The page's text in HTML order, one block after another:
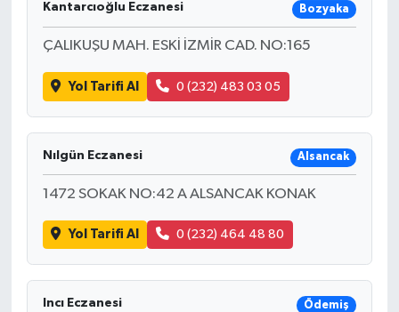
Kantarcıoğlu Eczanesi Bozyaka
ÇALIKUŞU MAH. ESKİ İZMİR CAD. NO:165
Yol Tarifi Al 0 (232) 483 03 05
Nılgün Eczanesi Alsancak
1472 SOKAK NO:42 A ALSANCAK KONAK
Yol Tarifi Al 0 (232) 464 48 80
Incı Eczanesi Ödemiş